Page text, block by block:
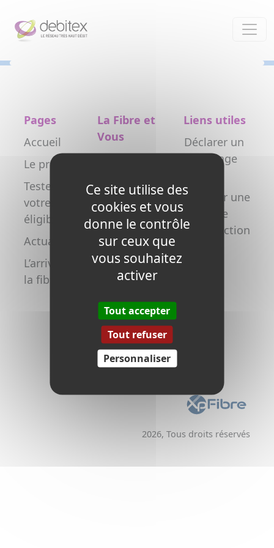
Pages
Accueil
Le projet
Testez
votre
éligibilité
Actualités
L’arrivée de
la fibre
La Fibre et
Vous
Particulier
Collectivité
Opérateur
Copropriétés
/ syndics
Promoteurs /
Aménageurs
Liens utiles
Déclarer un
dommage
Déclarer une
nouvelle
construction
2026, Tous droits réservés
Ce site utilise des
cookies et vous
donne le contrôle
sur ceux que
vous souhaitez
activer
Tout accepter
Tout refuser
Personnaliser